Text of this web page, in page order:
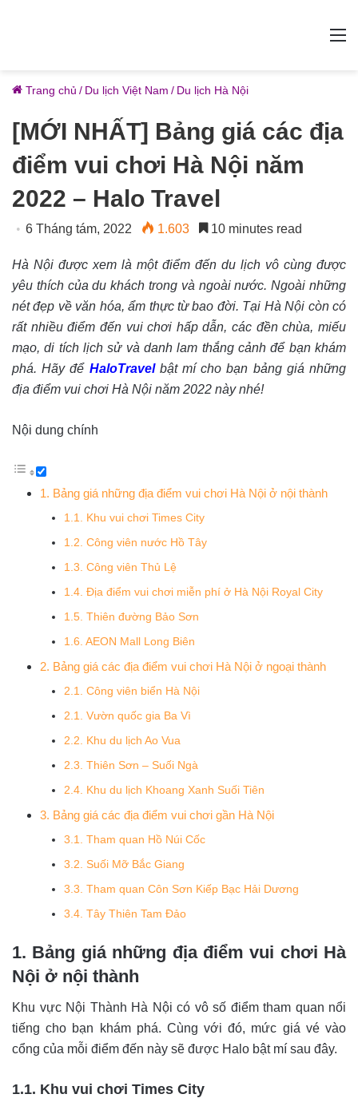
Trang chủ / Du lịch Việt Nam / Du lịch Hà Nội
[MỚI NHẤT] Bảng giá các địa
điểm vui chơi Hà Nội năm
2022 – Halo Travel
6 Tháng tám, 2022 1.603 10 minutes read
Hà Nội được xem là một điểm đến du lịch vô cùng được
yêu thích của du khách trong và ngoài nước. Ngoài những
nét đẹp về văn hóa, ẩm thực từ bao đời. Tại Hà Nội còn có
rất nhiều điểm đến vui chơi hấp dẫn, các đền chùa, miếu
mạo, di tích lịch sử và danh lam thắng cảnh để bạn khám
phá. Hãy để HaloTravelbật mí cho bạn bảng giá những
địa điểm vui chơi Hà Nội năm 2022 này nhé!
Nội dung chính
1. Bảng giá những địa điểm vui chơi Hà Nội ở nội thành
1.1. Khu vui chơi Times City
1.2. Công viên nước Hồ Tây
1.3. Công viên Thủ Lệ
1.4. Địa điểm vui chơi miễn phí ở Hà Nội Royal City
1.5. Thiên đường Bảo Sơn
1.6. AEON Mall Long Biên
2. Bảng giá các địa điểm vui chơi Hà Nội ở ngoại thành
2.1. Công viên biển Hà Nội
2.1. Vườn quốc gia Ba Vì
2.2. Khu du lịch Ao Vua
2.3. Thiên Sơn – Suối Ngà
2.4. Khu du lịch Khoang Xanh Suối Tiên
3. Bảng giá các địa điểm vui chơi gần Hà Nội
3.1. Tham quan Hồ Núi Cốc
3.2. Suối Mỡ Bắc Giang
3.3. Tham quan Côn Sơn Kiếp Bạc Hải Dương
3.4. Tây Thiên Tam Đảo
1. Bảng giá những địa điểm vui chơi Hà
Nội ở nội thành
Khu vực Nội Thành Hà Nội có vô số điểm tham quan nổi
tiếng cho bạn khám phá. Cùng với đó, mức giá vé vào
cổng của mỗi điểm đến này sẽ được Halo bật mí sau đây.
1.1. Khu vui chơi Times City